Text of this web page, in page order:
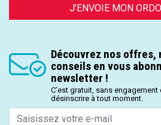
J’ENVOIE MON
Découvrez nos offres,
conseils en vous
newsletter !
C’est gratuit, sans
désinscrire à tout moment.